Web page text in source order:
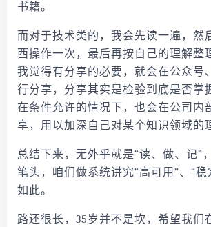
书籍。
而对于技术类的，我会先读一遍，然
西操作一次，最后再按自己的理解整
我觉得有分享的必要，就会在公众号
行分享，分享其实是检验到底是否掌
在条件允许的情况下，也会在公司内
享，用以加深自己对某个知识领域的
总结下来，无外乎就是“读、做、记”
笔头，咱们做系统讲究“高可用”、“稳
如此。
路还很长，35岁并不是坎，希望我们